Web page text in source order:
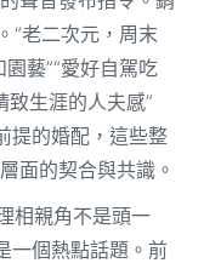
“老二次元，周末
藝”“愛好自駕吃
致生涯的人夫感”
提的婚配，這些整
面的契合與共識。
相親角不是頭一
一個熱點話題。前